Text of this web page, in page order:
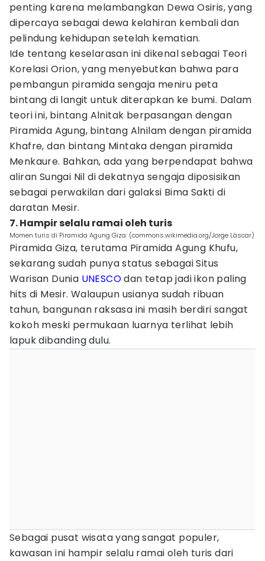
penting karena melambangkan Dewa Osiris, yang
dipercaya sebagai dewa kelahiran kembali dan
pelindung kehidupan setelah kematian.
Ide tentang keselarasan ini dikenal sebagai Teori
Korelasi Orion, yang menyebutkan bahwa para
pembangun piramida sengaja meniru peta
bintang di langit untuk diterapkan ke bumi. Dalam
teori ini, bintang Alnitak berpasangan dengan
Piramida Agung, bintang Alnilam dengan piramida
Khafre, dan bintang Mintaka dengan piramida
Menkaure. Bahkan, ada yang berpendapat bahwa
aliran Sungai Nil di dekatnya sengaja diposisikan
sebagai perwakilan dari galaksi Bima Sakti di
daratan Mesir.
7. Hampir selalu ramai oleh turis
Momen turis di Piramida Agung Giza. (commons.wikimedia.org/Jorge Láscar)
Piramida Giza, terutama Piramida Agung Khufu,
sekarang sudah punya status sebagai Situs
Warisan Dunia UNESCOdan tetap jadi ikon paling
hits di Mesir. Walaupun usianya sudah ribuan
tahun, bangunan raksasa ini masih berdiri sangat
kokoh meski permukaan luarnya terlihat lebih
lapuk dibanding dulu.
Sebagai pusat wisata yang sangat populer,
kawasan ini hampir selalu ramai oleh turis dari